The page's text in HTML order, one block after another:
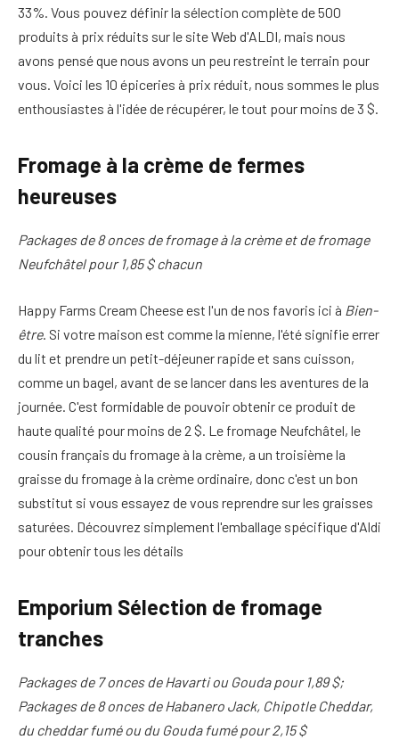
33%. Vous pouvez définir la sélection complète de 500
produits à prix réduits sur le site Web d'ALDI, mais nous
avons pensé que nous avons un peu restreint le terrain pour
vous. Voici les 10 épiceries à prix réduit, nous sommes le plus
enthousiastes à l'idée de récupérer, le tout pour moins de 3 $.
Fromage à la crème de fermes
heureuses
Packages de 8 onces de fromage à la crème et de fromage
Neufchâtel pour 1,85 $ chacun
Happy Farms Cream Cheese est l'un de nos favoris ici à Bien-
être. Si votre maison est comme la mienne, l'été signifie errer
du lit et prendre un petit-déjeuner rapide et sans cuisson,
comme un bagel, avant de se lancer dans les aventures de la
journée. C'est formidable de pouvoir obtenir ce produit de
haute qualité pour moins de 2 $. Le fromage Neufchâtel, le
cousin français du fromage à la crème, a un troisième la
graisse du fromage à la crème ordinaire, donc c'est un bon
substitut si vous essayez de vous reprendre sur les graisses
saturées. Découvrez simplement l'emballage spécifique d'Aldi
pour obtenir tous les détails
Emporium Sélection de fromage
tranches
Packages de 7 onces de Havarti ou Gouda pour 1,89 $;
Packages de 8 onces de Habanero Jack, Chipotle Cheddar,
du cheddar fumé ou du Gouda fumé pour 2,15 $